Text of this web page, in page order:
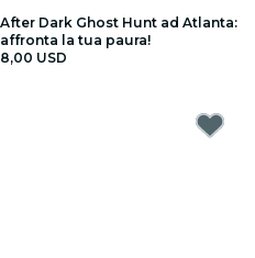
After Dark Ghost Hunt ad Atlanta:
affronta la tua paura!
8,00 USD